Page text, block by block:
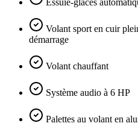
Volant sport en cuir
démarrage
Volant chauffant
Système audio à 6 HP
Palettes au volant en